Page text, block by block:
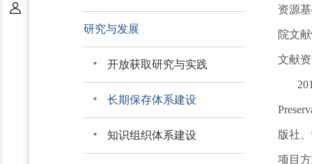
研究与发展
开放获取研究与实践
长期保存体系建设
知识组织体系建设
资源
院文
文献
版社
项目